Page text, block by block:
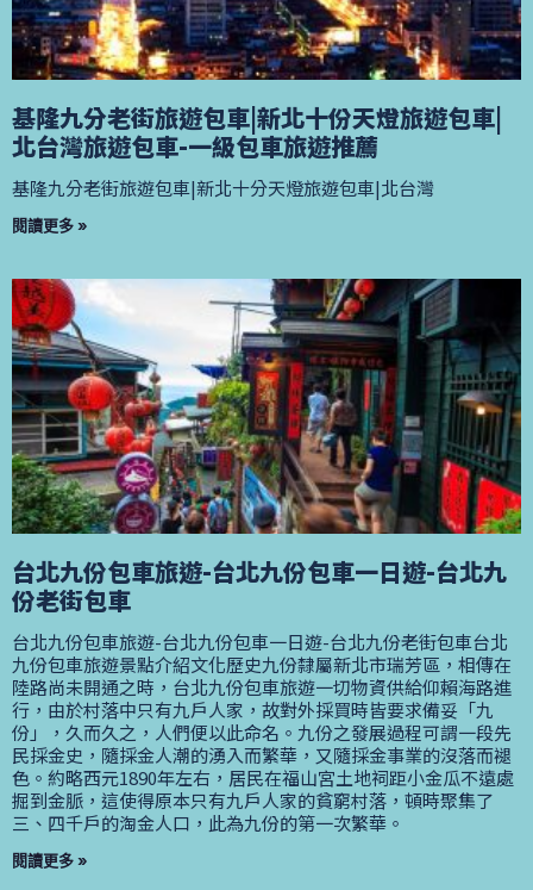
基隆九分老街旅遊包車|新北十份天燈旅遊包車|
北台灣旅遊包車-一級包車旅遊推薦
基隆九分老街旅遊包車|新北十分天燈旅遊包車|北台灣
閱讀更多 »
台北九份包車旅遊-台北九份包車一日遊-台北九
份老街包車
台北九份包車旅遊-台北九份包車一日遊-台北九份老街包車台北
九份包車旅遊景點介紹文化歷史九份隸屬新北市瑞芳區，相傳在
陸路尚未開通之時，台北九份包車旅遊一切物資供給仰賴海路進
行，由於村落中只有九戶人家，故對外採買時皆要求備妥「九
份」，久而久之，人們便以此命名。九份之發展過程可謂一段先
民採金史，隨採金人潮的湧入而繁華，又隨採金事業的沒落而褪
色。約略西元1890年左右，居民在福山宮土地祠距小金瓜不遠處
掘到金脈，這使得原本只有九戶人家的貧窮村落，頓時聚集了
三、四千戶的淘金人口，此為九份的第一次繁華。
閱讀更多 »